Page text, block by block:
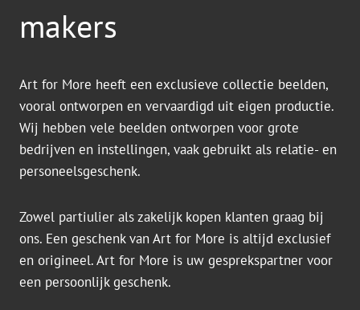
makers
Art for More heeft een exclusieve collectie beelden,
vooral ontworpen en vervaardigd uit eigen productie.
Wij hebben vele beelden ontworpen voor grote
bedrijven en instellingen, vaak gebruikt als relatie- en
personeelsgeschenk.
Zowel partiulier als zakelijk kopen klanten graag bij
ons. Een geschenk van Art for More is altijd exclusief
en origineel. Art for More is uw gesprekspartner voor
een persoonlijk geschenk.